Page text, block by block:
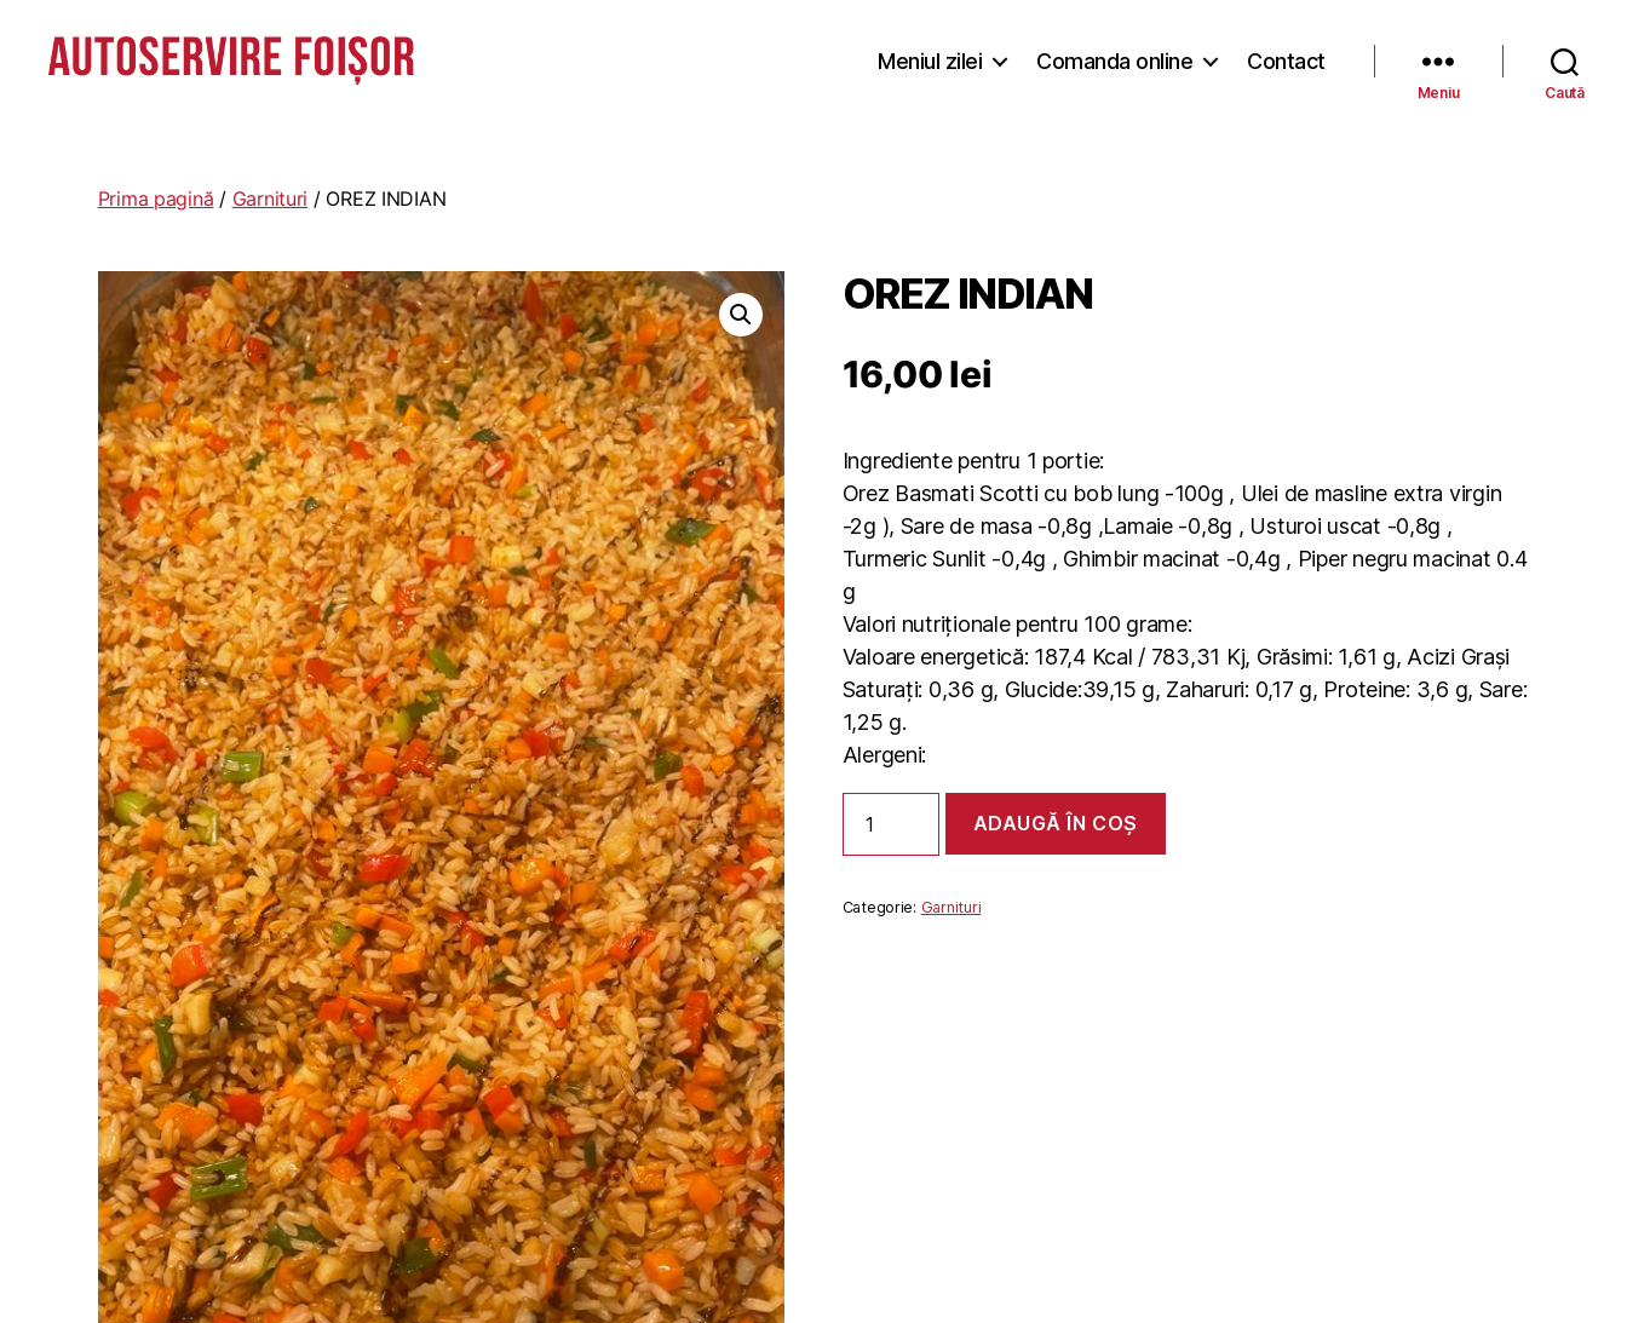
Lascăr
Meniul zilei Comanda online Contact
Meniu Caută
Prima pagină / Garnituri / OREZ INDIAN
OREZ INDIAN
16,00lei
Ingrediente pentru 1 portie:
Orez Basmati Scotti cu bob lung -100g , Ulei de masline extra virgin
-2g ), Sare de masa -0,8g ,Lamaie -0,8g , Usturoi uscat -0,8g ,
Turmeric Sunlit -0,4g , Ghimbir macinat -0,4g , Piper negru macinat 0.4
g
Valori nutriționale pentru 100 grame:
Valoare energetică: 187,4 Kcal / 783,31 Kj, Grăsimi: 1,61 g, Acizi Grași
Saturați: 0,36 g, Glucide:39,15 g, Zaharuri: 0,17 g, Proteine: 3,6 g, Sare:
1,25 g.
Alergeni:
OREZ
INDIAN
ADAUGĂ ÎN COȘ
Categorie: Garnituri